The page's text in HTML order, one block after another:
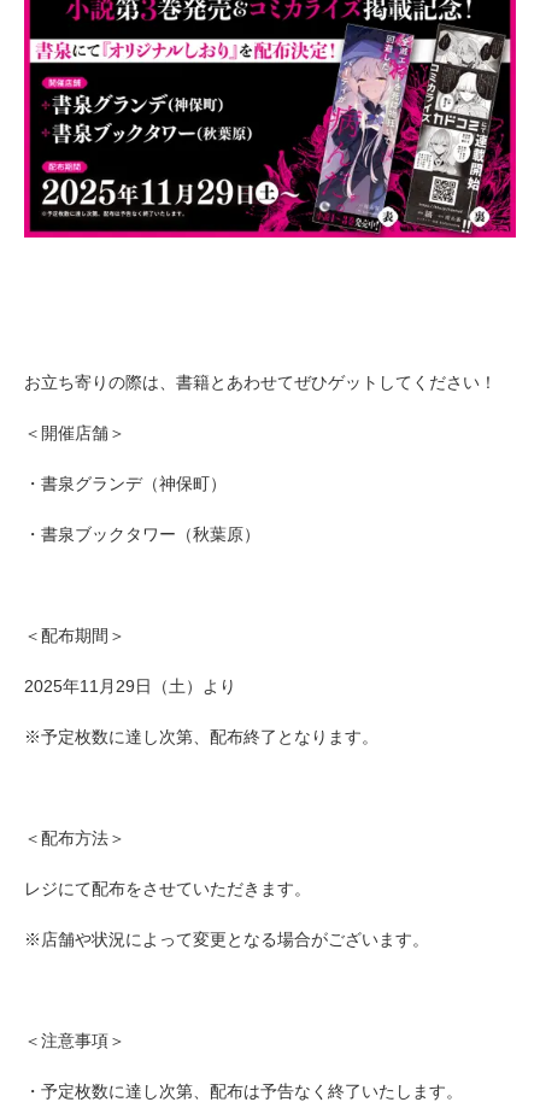
お立ち寄りの際は、書籍とあわせてぜひゲットしてください！
＜開催店舗＞
・書泉グランデ（神保町）
・書泉ブックタワー（秋葉原）
＜配布期間＞
2025年11月29日（土）より
※予定枚数に達し次第、配布終了となります。
＜配布方法＞
レジにて配布をさせていただきます。
※店舗や状況によって変更となる場合がございます。
＜注意事項＞
・予定枚数に達し次第、配布は予告なく終了いたします。